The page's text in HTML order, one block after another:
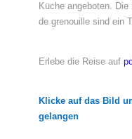
Küche angeboten.
de grenouille sind ein
Erlebe die Reise auf
Klicke auf das Bild
gelangen